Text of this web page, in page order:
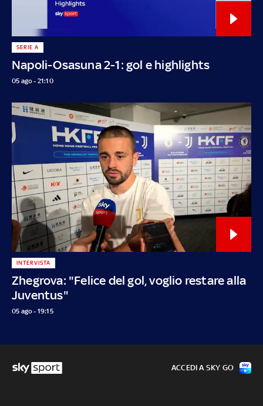
Napoli-Osasuna 2-1: gol e highlights
SERIE A
05 ago - 21:10
Zhegrova: "Felice del gol, voglio restare alla
Juventus"
INTERVISTA
05 ago - 19:15
ACCEDI A SKY GO